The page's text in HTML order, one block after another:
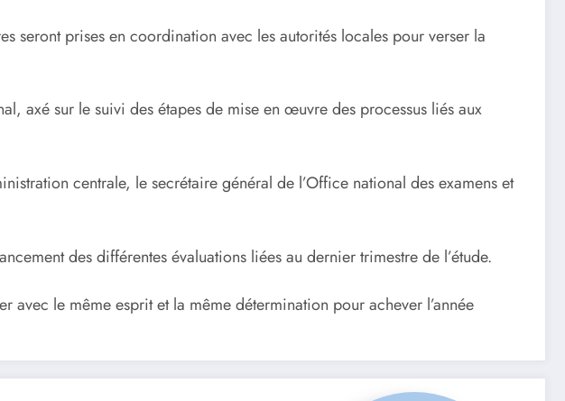
seront prises en coordination avec les autorités locales pour verser la
axé sur le suivi des étapes de mise en œuvre des processus liés aux
centrale, le secrétaire général de l’Office national des examens et
des différentes évaluations liées au dernier trimestre de l’étude.
le même esprit et la même détermination pour achever l’année